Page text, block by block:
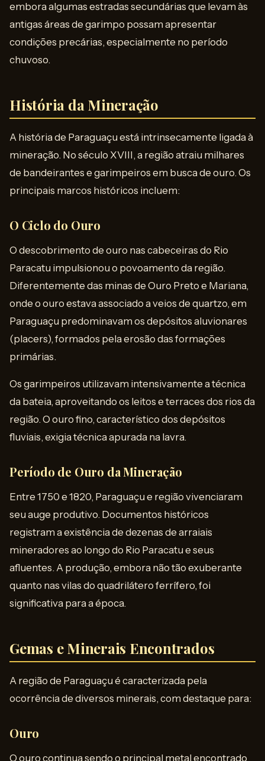
embora algumas estradas secundárias que levam às
antigas áreas de garimpo possam apresentar
condições precárias, especialmente no período
chuvoso.
História da Mineração
A história de Paraguaçu está intrinsecamente ligada à
mineração. No século XVIII, a região atraiu milhares
de bandeirantes e garimpeiros em busca de ouro. Os
principais marcos históricos incluem:
O Ciclo do Ouro
O descobrimento de ouro nas cabeceiras do Rio
Paracatu impulsionou o povoamento da região.
Diferentemente das minas de Ouro Preto e Mariana,
onde o ouro estava associado a veios de quartzo, em
Paraguaçu predominavam os depósitos aluvionares
(placers), formados pela erosão das formações
primárias.
Os garimpeiros utilizavam intensivamente a técnica
da bateia, aproveitando os leitos e terraces dos rios da
região. O ouro fino, característico dos depósitos
fluviais, exigia técnica apurada na lavra.
Período de Ouro da Mineração
Entre 1750 e 1820, Paraguaçu e região vivenciaram
seu auge produtivo. Documentos históricos
registram a existência de dezenas de arraiais
mineradores ao longo do Rio Paracatu e seus
afluentes. A produção, embora não tão exuberante
quanto nas vilas do quadrilátero ferrífero, foi
significativa para a época.
Gemas e Minerais Encontrados
A região de Paraguaçu é caracterizada pela
ocorrência de diversos minerais, com destaque para:
Ouro
O ouro continua sendo o principal metal encontrado